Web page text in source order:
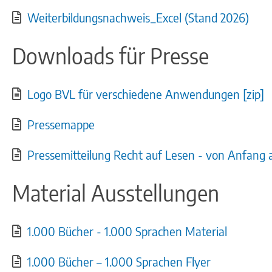
Weiterbildungsnachweis_Excel (Stand 2026)
Downloads für Presse
Logo BVL für verschiedene Anwendungen [zip]
Pressemappe
Pressemitteilung Recht auf Lesen - von Anfang
Material Ausstellungen
1.000 Bücher - 1.000 Sprachen Material
1.000 Bücher – 1.000 Sprachen Flyer